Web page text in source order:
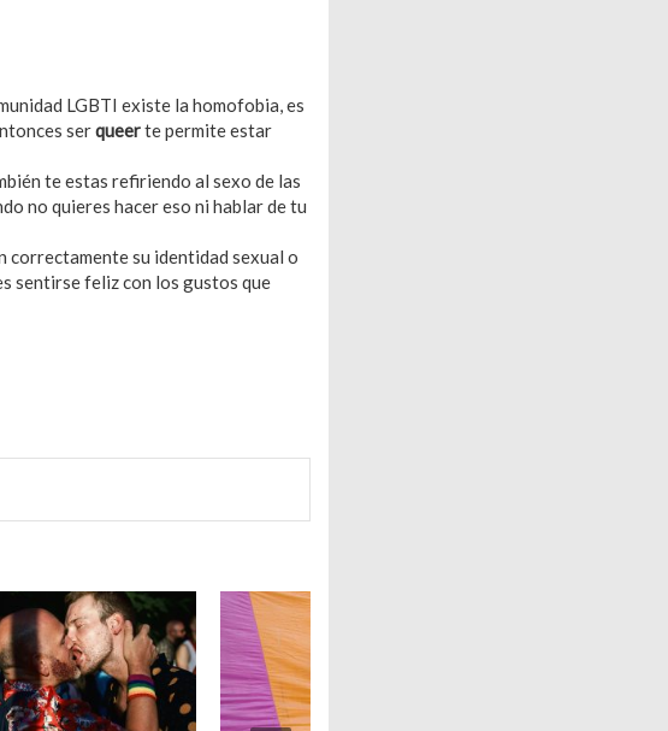
LGBTI existe la homofobia, es
serqueerte permite estar
te estas refiriendo al sexo de las
no quieres hacer eso ni hablar de tu
correctamente su identidad sexual o
sentirse feliz con los gustos que